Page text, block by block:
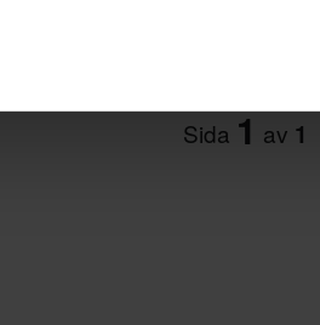
Sida 1 av 1